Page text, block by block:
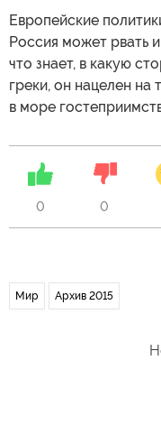
Европейские
Россия может рвать
что знает, в какую
греки, он нацелен на
в море
0 0
Мир Архив 2015